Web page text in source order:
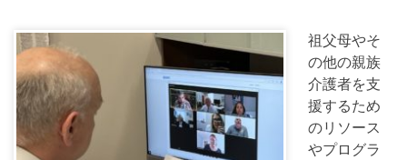
祖父母やそ
の他の親族
介護者を支
援するため
のリソース
やプログラ